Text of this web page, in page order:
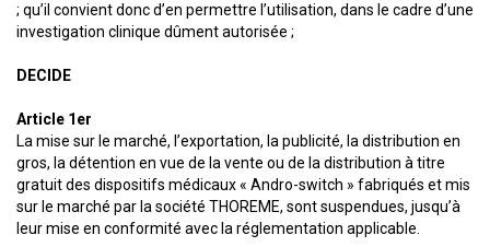
; qu’il convient donc d’en permettre l’utilisation, dans le cadre d’une
investigation clinique dûment autorisée ;
DECIDE
Article 1er
La mise sur le marché, l’exportation, la publicité, la distribution en
gros, la détention en vue de la vente ou de la distribution à titre
gratuit des dispositifs médicaux « Andro-switch » fabriqués et mis
sur le marché par la société THOREME, sont suspendues, jusqu’à
leur mise en conformité avec la réglementation applicable.